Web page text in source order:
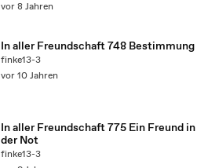
vor 8 Jahren
In aller Freundschaft 748 Bestimmung
finke13-3
vor 10 Jahren
In aller Freundschaft 775 Ein Freund in
der Not
finke13-3